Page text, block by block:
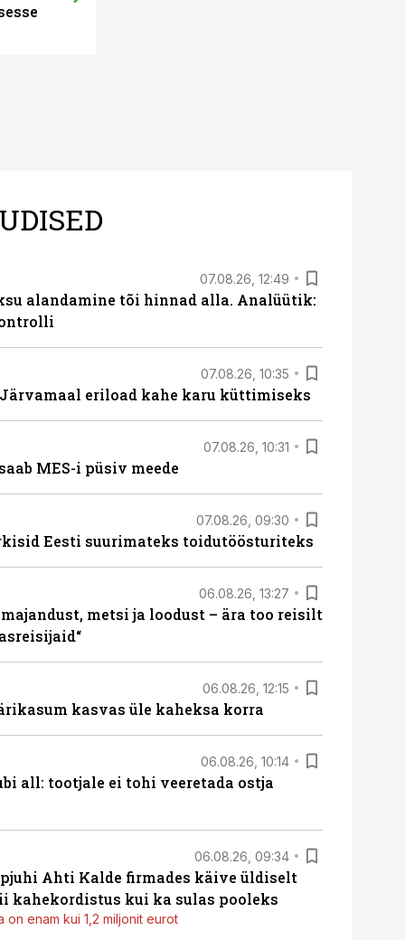
07.08.26, 12:49
alandamine tõi hinnad alla. Analüütik:
07.08.26, 10:35
eriload kahe karu küttimiseks
07.08.26, 10:31
MES-i püsiv meede
07.08.26, 09:30
Eesti suurimateks toidutöösturiteks
06.08.26, 13:27
metsi ja loodust – ära too reisilt
06.08.26, 12:15
kasvas üle kaheksa korra
06.08.26, 10:14
all: tootjale ei tohi veeretada ostja
06.08.26, 09:34
Ahti Kalde firmades käive üldiselt
kahekordistus kui ka sulas pooleks
on enam kui 1,2 miljonit eurot